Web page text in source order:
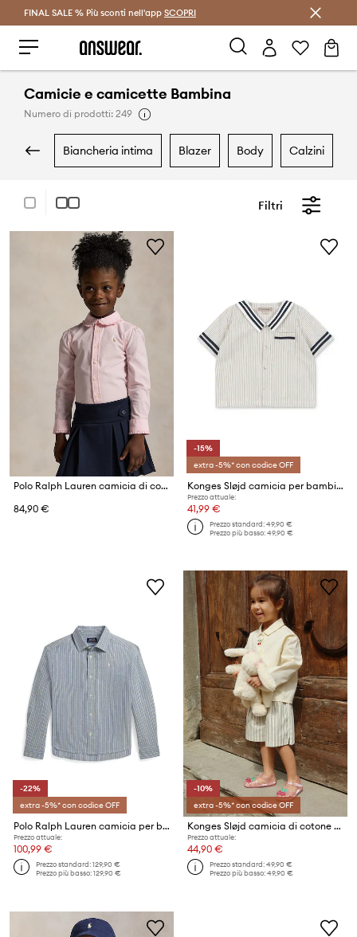
Risparmia con Answear Club >
FINAL SALE % Più sconti nell'app SCOPRI
Camicie e camicette Bambina
Numero di prodotti: 249
biancheria intima blazer body calzini
Filtri
Polo Ralph Lauren camicia di cotone per bambini
84,90 €
-15%
extra -5%* con codice OFF
Konges Sløjd camicia per bambini in cotone ALLIE SAILOR SHIRT GOTS
Prezzo attuale:
41,99 €
Prezzo standard:49,90 €
Prezzo più basso:49,90 €
-22%
extra -5%* con codice OFF
Polo Ralph Lauren camicia per bambini con lino
Prezzo attuale:
100,99 €
Prezzo standard:129,90 €
Prezzo più basso:129,90 €
-10%
extra -5%* con codice OFF
Konges Sløjd camicia di cotone per bambini EVIA CHERRY SHIRT GOTS
Prezzo attuale:
44,90 €
Prezzo standard:49,90 €
Prezzo più basso:49,90 €